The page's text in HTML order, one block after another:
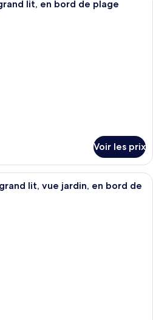
lit, en bord de plage
Voir les prix
Une chambre d’hôtel équipée d’un
lit, vue jardin, en bord de